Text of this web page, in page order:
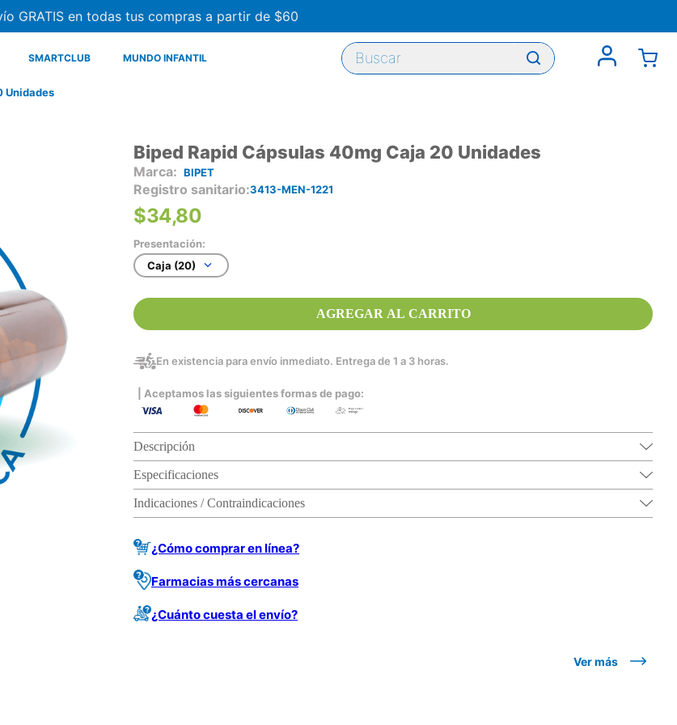
GRATIS en todas tus compras a partir de $60
SMARTCLUB MUNDO INFANTIL
Buscar
Unidades
Biped Rapid Cápsulas 40mg Caja 20 Unidades
BIPET
Registro sanitario 3413-MEN-1221
$34,80
Presentación:
Caja (20)
AGREGAR AL CARRITO
En existencia para envío inmediato. Entrega de 1 a 3 horas.
| Aceptamos las siguientes formas de pago:
Descripción
Especificaciones
Indicaciones / Contraindicaciones
¿Cómo comprar en línea?
Farmacias más cercanas
¿Cuánto cuesta el envío?
Ver más